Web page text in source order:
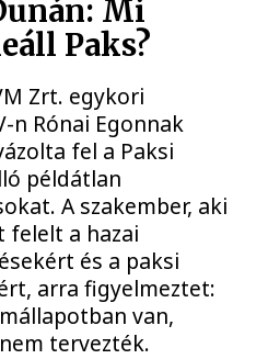
Mi
Paks?
Zrt. egykori
n Rónai Egonnak
fel a Paksi
példátlan
A szakember, aki
felelt a hazai
és a paksi
arra figyelmeztet:
van,
tervezték.